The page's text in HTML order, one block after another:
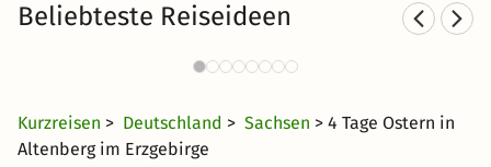
Beliebteste Reiseideen
Familienurlaub in den Bergen
4117 Angebote
Kurzreisen > Deutschland > Sachsen > 4 Tage Ostern in
Altenberg im Erzgebirge